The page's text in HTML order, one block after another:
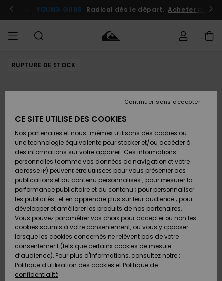
l'information
le
Se connecter / s'inscrire
YOUNG GUNS Radical dès le départ. Acheter
HOMME Vêtements
Chaussures
& Tongs
Surf
Snow
Nouveautés
Vêtements
Chaussures
& Tongs
Surf
Snow
Nouveautés
FEMME
Shop
A
Découvrir
Snow
SURF
Surf
Surf
Shop
Enfant
Highlights
Communauté
SNOW
Snow
Snow
Shop
Enfant
Snow
Shop
Femme
A
Découvrir
Communauté
OUTLET
Outlet
Enfant
Outlet
Femme
AIDE &
CONTACT
Accéder à
Retours
Paiement
Carte
Cadeau
Quiksilver
Freedom
Protection
des
MAGASINS
RUPTURE DE STOCK
CE SITE UTILISE DES COOKIES
Nos partenaires et nous-mêmes utilisons des cookies ou
une technologie équivalente pour stocker et/ou accéder à
des informations sur votre appareil. Ces informations
personnelles (comme vos données de navigation et votre
adresse IP) peuvent être utilisées pour vous présenter des
publications et du contenu personnalisés ; pour mesurer la
performance publicitaire et du contenu ; pour personnaliser
les publicités ; et en apprendre plus sur leur audience ; pour
développer et améliorer les produits de nos partenaires.
Vous pouvez paramétrer vos choix pour accepter ou non les
cookies soumis à votre consentement, ou vous y opposer
lorsque les cookies concernés ne relèvent pas de votre
consentement (tels que certains cookies de mesure
d’audience). Pour plus d'informations, consultez notre :
Politique d'utilisation des cookies et Politique de
confidentialité
Continuer sans accepter